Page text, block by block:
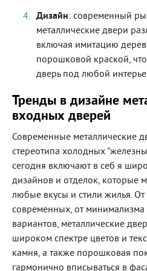
Дизайн: современный
металлические двери
включая имитацию
порошковой краской,
дверь под любой
Тренды в дизайне
входных дверей
Современные металлические
стереотипа холодных
сегодня включают в себ я
дизайнов и отделок, которые
любые вкусы и стили жилья. От
современных, от
вариантов, металлические
широком спектре цветов и
камня, а также порошковая
гармонично вписываться в